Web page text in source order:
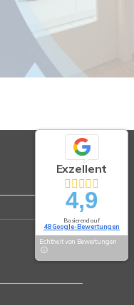
Exzellent
4,9
Basierend auf
48 Google-Bewertungen
Echtheit von Bewertungen